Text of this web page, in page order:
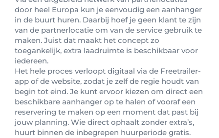
door heel Europa kun je eenvoudig een aanhanger
in de buurt huren. Daarbij hoef je geen klant te zijn
van de partnerlocatie om van de service gebruik te
maken. Juist dat maakt het concept zo
toegankelijk, extra laadruimte is beschikbaar voor
iedereen.
Het hele proces verloopt digitaal via de Freetrailer-
app of de website, zodat je zelf de regie houdt van
begin tot eind. Je kunt ervoor kiezen om direct een
beschikbare aanhanger op te halen of vooraf een
reservering te maken op een moment dat past bij
jouw planning. Wie direct ophaalt zonder extra’s,
huurt binnen de inbegrepen huurperiode gratis.